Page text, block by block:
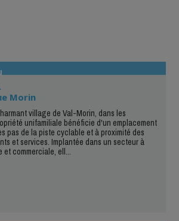
Morin
village de Val-Morin, dans les
unifamiliale bénéficie d'un emplacement
pas de la piste cyclable et à proximité des
et services. Implantée dans un secteur à
commerciale, ell...